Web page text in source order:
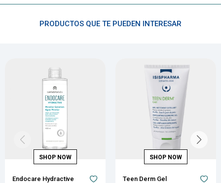
PRODUCTOS QUE TE PUEDEN INTERESAR
Endocare Hydractive
Teen Derm Gel